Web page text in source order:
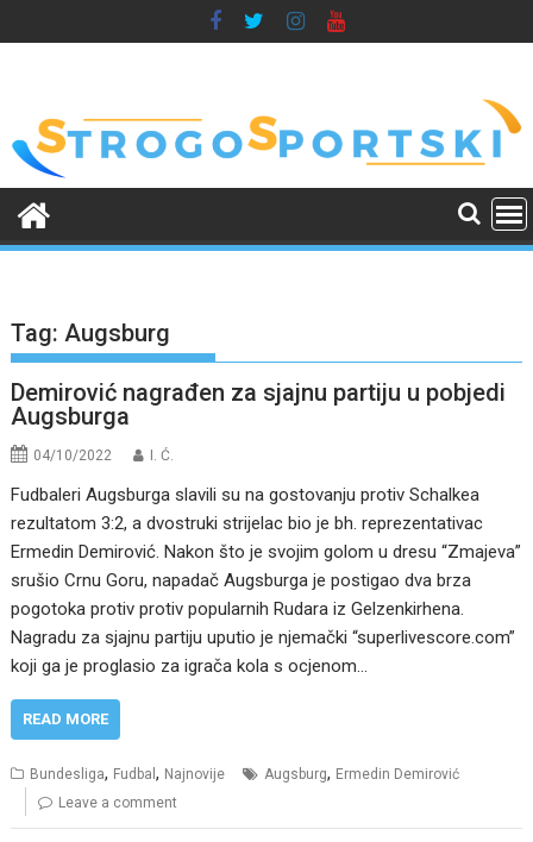
to
Tag:Augsburg
Demirović nagrađen za sjajnu partiju u pobjedi
Augsburga
04/10/2022 I. Ć.
Fudbaleri Augsburga slavili su na gostovanju protiv Schalkea
rezultatom 3:2, a dvostruki strijelac bio je bh. reprezentativac
Ermedin Demirović. Nakon što je svojim golom u dresu “Zmajeva”
srušio Crnu Goru, napadač Augsburga je postigao dva brza
pogotoka protiv protiv popularnih Rudara iz Gelzenkirhena.
Nagradu za sjajnu partiju uputio je njemački “superlivescore.com”
koji ga je proglasio za igrača kola s ocjenom…
READ MORE
Bundesliga, Fudbal, Najnovije Augsburg, Ermedin Demirović
Leave a comment